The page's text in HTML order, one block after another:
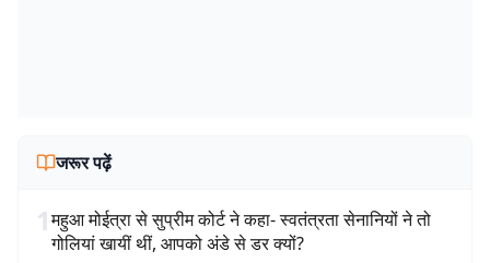
जरूर पढ़ें
1महुआ मोईत्रा से सुप्रीम कोर्ट ने कहा- स्वतंत्रता सेनानियों ने तो
गोलियां खायीं थीं, आपको अंडे से डर क्यों?